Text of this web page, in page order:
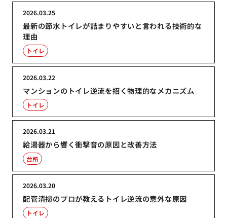
最新の節水トイレが詰まりやすいと言われる技術的な
理由
2026.03.25
トイレ
マンションのトイレ逆流を招く物理的なメカニズム
2026.03.22
トイレ
給湯器から響く衝撃音の原因と改善方法
2026.03.21
台所
配管清掃のプロが教えるトイレ逆流の意外な原因
2026.03.20
トイレ